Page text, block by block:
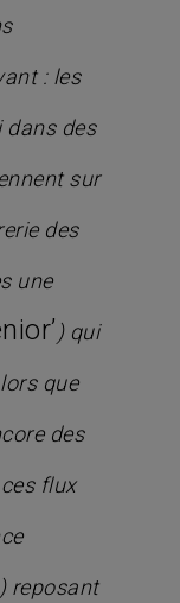
: les
des
sur
des
une
) qui
que
des
flux
) reposant